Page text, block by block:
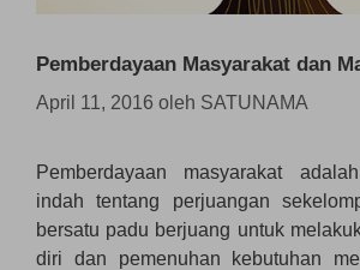
Pemberdayaan Masyarakat dan
April 11, 2016 oleh SATUNAMA
Pemberdayaan masyarakat
indah tentang perjuangan
bersatu padu berjuang untuk
diri dan pemenuhan kebutuhan